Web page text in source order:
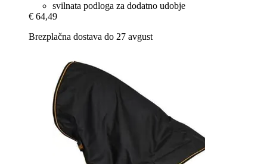
svilnata podloga za dodatno udobje
€ 64,49
Brezplačna dostava do 27 avgust